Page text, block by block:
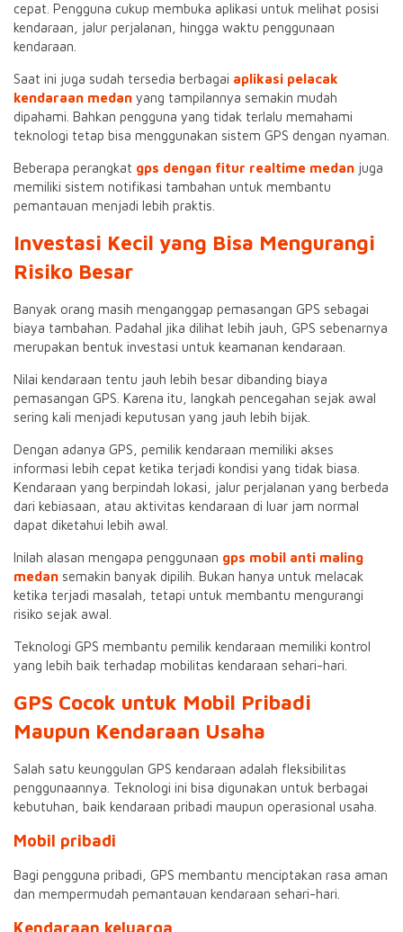
cepat. Pengguna cukup membuka aplikasi untuk melihat posisi
kendaraan, jalur perjalanan, hingga waktu penggunaan
kendaraan.
Saat ini juga sudah tersedia berbagai aplikasi pelacak
kendaraan medan yang tampilannya semakin mudah
dipahami. Bahkan pengguna yang tidak terlalu memahami
teknologi tetap bisa menggunakan sistem GPS dengan nyaman.
Beberapa perangkat gps dengan fitur realtime medan juga
memiliki sistem notifikasi tambahan untuk membantu
pemantauan menjadi lebih praktis.
Investasi Kecil yang Bisa Mengurangi
Risiko Besar
Banyak orang masih menganggap pemasangan GPS sebagai
biaya tambahan. Padahal jika dilihat lebih jauh, GPS sebenarnya
merupakan bentuk investasi untuk keamanan kendaraan.
Nilai kendaraan tentu jauh lebih besar dibanding biaya
pemasangan GPS. Karena itu, langkah pencegahan sejak awal
sering kali menjadi keputusan yang jauh lebih bijak.
Dengan adanya GPS, pemilik kendaraan memiliki akses
informasi lebih cepat ketika terjadi kondisi yang tidak biasa.
Kendaraan yang berpindah lokasi, jalur perjalanan yang berbeda
dari kebiasaan, atau aktivitas kendaraan di luar jam normal
dapat diketahui lebih awal.
Inilah alasan mengapa penggunaan gps mobil anti maling
medan semakin banyak dipilih. Bukan hanya untuk melacak
ketika terjadi masalah, tetapi untuk membantu mengurangi
risiko sejak awal.
Teknologi GPS membantu pemilik kendaraan memiliki kontrol
yang lebih baik terhadap mobilitas kendaraan sehari-hari.
GPS Cocok untuk Mobil Pribadi
Maupun Kendaraan Usaha
Salah satu keunggulan GPS kendaraan adalah fleksibilitas
penggunaannya. Teknologi ini bisa digunakan untuk berbagai
kebutuhan, baik kendaraan pribadi maupun operasional usaha.
Mobil pribadi
Bagi pengguna pribadi, GPS membantu menciptakan rasa aman
dan mempermudah pemantauan kendaraan sehari-hari.
Kendaraan keluarga